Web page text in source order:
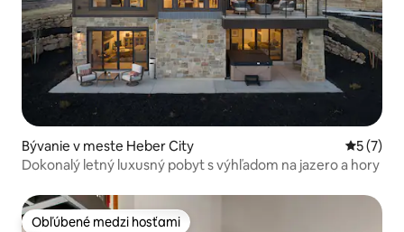
Bývanie v meste Heber City
5 (7)
Dokonalý letný luxusný pobyt s výhľadom na jazero a hory
Obľúbené medzi hosťami